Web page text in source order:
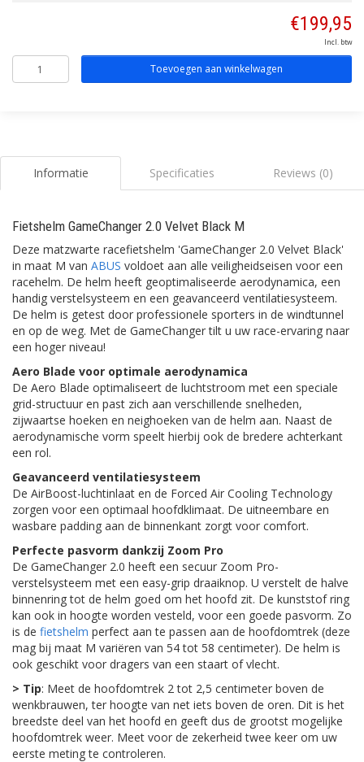
€199,95
Incl. btw
Toevoegen aan winkelwagen
Informatie Specificaties Reviews (0)
Fietshelm GameChanger 2.0 Velvet Black M
Deze matzwarte racefietshelm 'GameChanger 2.0 Velvet Black'
in maat M van ABUS voldoet aan alle veiligheidseisen voor een
racehelm. De helm heeft geoptimaliseerde aerodynamica, een
handig verstelsysteem en een geavanceerd ventilatiesysteem.
De helm is getest door professionele sporters in de windtunnel
en op de weg. Met de GameChanger tilt u uw race-ervaring naar
een hoger niveau!
Aero Blade voor optimale aerodynamica
De Aero Blade optimaliseert de luchtstroom met een speciale
grid-structuur en past zich aan verschillende snelheden,
zijwaartse hoeken en neighoeken van de helm aan. Naast de
aerodynamische vorm speelt hierbij ook de bredere achterkant
een rol.
Geavanceerd ventilatiesysteem
De AirBoost-luchtinlaat en de Forced Air Cooling Technology
zorgen voor een optimaal hoofdklimaat. De uitneembare en
wasbare padding aan de binnenkant zorgt voor comfort.
Perfecte pasvorm dankzij Zoom Pro
De GameChanger 2.0 heeft een secuur Zoom Pro-
verstelsysteem met een easy-grip draaiknop. U verstelt de halve
binnenring tot de helm goed om het hoofd zit. De kunststof ring
kan ook in hoogte worden vesteld, voor een goede pasvorm. Zo
is de fietshelm perfect aan te passen aan de hoofdomtrek (deze
mag bij maat M variëren van 54 tot 58 centimeter). De helm is
ook geschikt voor dragers van een staart of vlecht.
> Tip: Meet de hoofdomtrek 2 tot 2,5 centimeter boven de
wenkbrauwen, ter hoogte van net iets boven de oren. Dit is het
breedste deel van het hoofd en geeft dus de grootst mogelijke
hoofdomtrek weer. Meet voor de zekerheid twee keer om uw
eerste meting te controleren.